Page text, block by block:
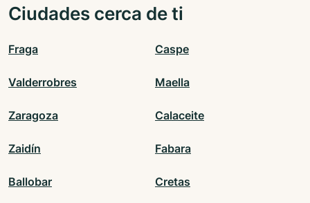
Ciudades cerca de ti
Fraga Caspe
Valderrobres Maella
Zaragoza Calaceite
Zaidín Fabara
Ballobar Cretas